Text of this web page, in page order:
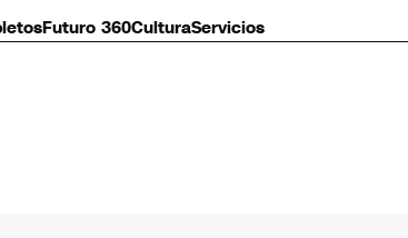
Futuro 360CulturaServicios